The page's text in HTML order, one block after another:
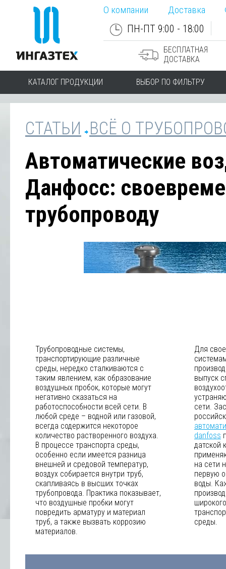
О компании Доставка
ПН-ПТ 9:00 - 18:00
БЕСПЛАТНАЯ
ДОСТАВКА
КАТАЛОГ ПРОДУКЦИИ ВЫБОР ПО ФИЛЬТРУ
СТАТЬИ ВСЁ О
Автоматические
Данфосс:
трубопроводу
Трубопроводные системы,
транспортирующие различные
среды, нередко сталкиваются с
таким явлением, как образование
воздушных пробок, которые могут
негативно сказаться на
работоспособности всей сети. В
любой среде – водной или газовой,
всегда содержится некоторое
количество растворенного воздуха.
В процессе транспорта среды,
особенно если имеется разница
внешней и средовой температур,
воздух собирается внутри труб,
скапливаясь в высших точках
трубопровода. Практика показывает,
что воздушные пробки могут
повредить арматуру и материал
труб, а также вызвать коррозию
материалов.
Для
выпуск
сети.
danfoss
датской
на сети
первую
воды.
среды.